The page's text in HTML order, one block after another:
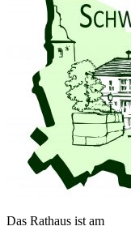
Das Rathaus ist am